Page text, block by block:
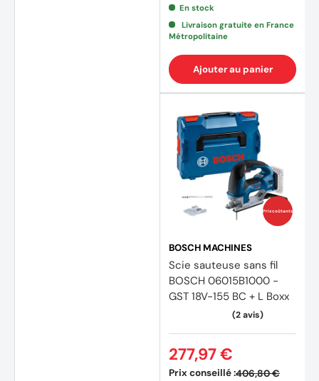
En stock
Livraison gratuite en France
Métropolitaine
Ajouter au panier
Prix coûtants
BOSCH MACHINES
Scie sauteuse sans fil
BOSCH 06015B1000 -
GST 18V-155 BC + L Boxx
Prix conseillé :406,80 €
277,97 €